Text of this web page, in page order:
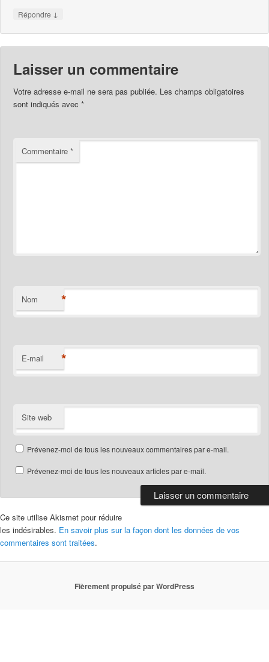
Répondre ↓
Laisser un commentaire
Votre adresse e-mail ne sera pas publiée. Les champs obligatoires
sont indiqués avec*
Commentaire*
Nom *
E-mail *
Site web
Prévenez-moi de tous les nouveaux commentaires par e-mail.
Prévenez-moi de tous les nouveaux articles par e-mail.
Ce site utilise Akismet pour réduire
les indésirables. En savoir plus sur la façon dont les données de vos
commentaires sont traitées.
Fièrement propulsé par WordPress